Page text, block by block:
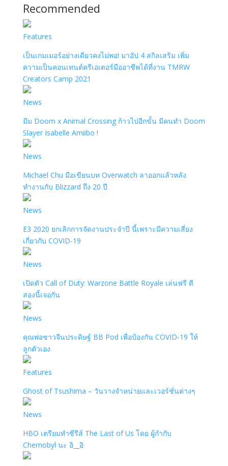
Recommended
Features
เป็นเกมเมอร์อย่างเดียวคงไม่พอ! มาอัป 4 สกิลเสริม เพิ่ม
ความเป็นคอนเทนต์ครีเอเตอร์มืออาชีพได้ที่งาน TMRW
Creators Camp 2021
News
มีม Doom x Animal Crossing ก้าวไปอีกขั้น มีคนทำ Doom
Slayer Isabelle Amiibo !
News
Michael Chu มือเขียนบท Overwatch ลาออกแล้วหลัง
ทำงานกับ Blizzard ถึง 20 ปี
News
E3 2020 ยกเลิกการจัดงานประจำปี นี้เพราะมีความเสี่ยง
เกี่ยวกับ COVID-19
News
เปิดตัว Call of Duty: Warzone Battle Royale เล่นฟรี ตี
สองนี้เจอกัน
News
คุณพ่อชาวจีนประดิษฐ์ BB Pod เพื่อป้องกัน COVID-19 ให้
ลูกตัวเอง
Features
Ghost of Tsushima – วันวางจำหน่ายและเวอร์ชั่นต่างๆ
News
HBO เตรียมทำซีรีส์ The Last of Us โดย ผู้กำกับ
Chernobyl นะ อิ__อิ